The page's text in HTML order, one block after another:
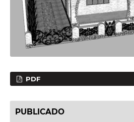
PDF
PUBLICADO